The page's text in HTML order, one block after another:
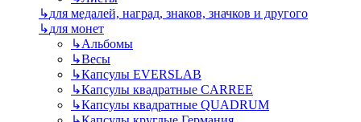
↳для медалей, наград, знаков, значков и другого
↳для монет
↳Альбомы
↳Весы
↳Капсулы EVERSLAB
↳Капсулы квадратные CARREE
↳Капсулы квадратные QUADRUM